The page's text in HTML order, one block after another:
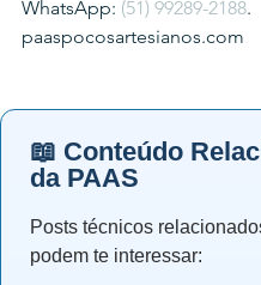
WhatsApp: (51) 99289-2188.
paaspocosartesianos.com
📖 Conteúdo
da PAAS
Posts técnicos
podem te interessar: